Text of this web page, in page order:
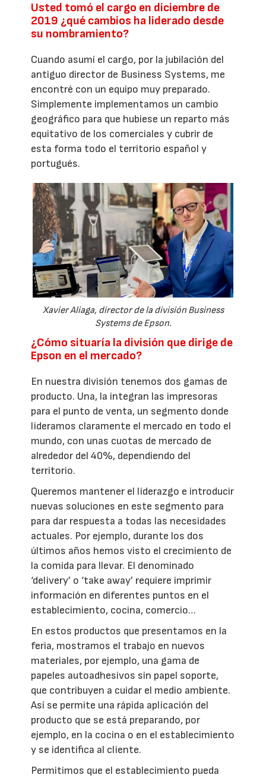
Usted tomó el cargo en diciembre de
2019 ¿qué cambios ha liderado desde
su nombramiento?
Cuando asumí el cargo, por la jubilación del
antiguo director de Business Systems, me
encontré con un equipo muy preparado.
Simplemente implementamos un cambio
geográfico para que hubiese un reparto más
equitativo de los comerciales y cubrir de
esta forma todo el territorio español y
portugués.
Xavier Aliaga, director de la división Business
Systems de Epson.
¿Cómo situaría la división que dirige de
Epson en el mercado?
En nuestra división tenemos dos gamas de
producto. Una, la integran las impresoras
para el punto de venta, un segmento donde
lideramos claramente el mercado en todo el
mundo, con unas cuotas de mercado de
alrededor del 40%, dependiendo del
territorio.
Queremos mantener el liderazgo e introducir
nuevas soluciones en este segmento para
para dar respuesta a todas las necesidades
actuales. Por ejemplo, durante los dos
últimos años hemos visto el crecimiento de
la comida para llevar. El denominado
‘delivery’ o ‘take away’ requiere imprimir
información en diferentes puntos en el
establecimiento, cocina, comercio…
En estos productos que presentamos en la
feria, mostramos el trabajo en nuevos
materiales, por ejemplo, una gama de
papeles autoadhesivos sin papel soporte,
que contribuyen a cuidar el medio ambiente.
Así se permite una rápida aplicación del
producto que se está preparando, por
ejemplo, en la cocina o en el establecimiento
y se identifica al cliente.
Permitimos que el establecimiento pueda